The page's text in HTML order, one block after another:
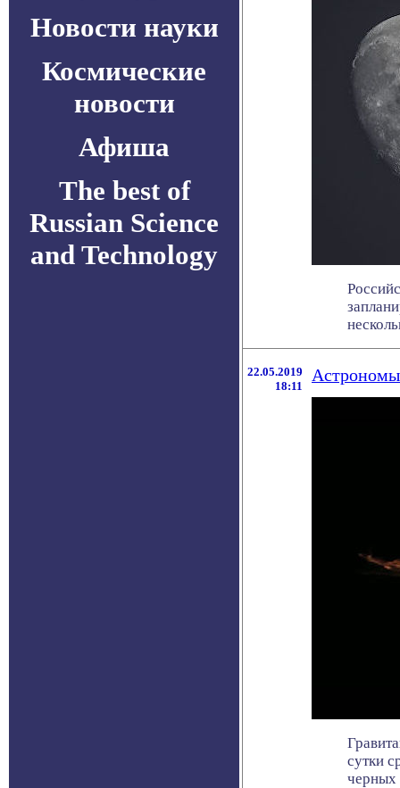
Новости науки
Космические
новости
Афиша
The best of
Russian Science
and Technology
22.05.2019
18:11
сутки
черных